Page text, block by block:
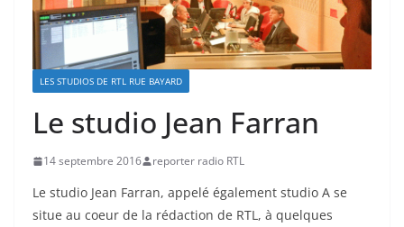
LES STUDIOS DE RTL RUE BAYARD
Le studio Jean Farran
14 septembre 2016 reporter radio RTL
Le studio Jean Farran, appelé également studio A se
situe au coeur de la rédaction de RTL, à quelques